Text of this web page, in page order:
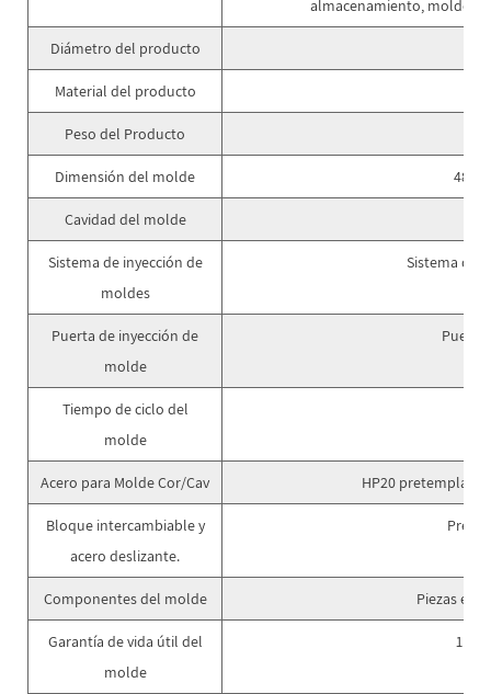
almacenamiento, molde
Diámetro del producto
Material del producto
Peso del Producto
Dimensión del molde
Cavidad del molde
Sistema de inyección de
moldes
Sistema de
Puerta de inyección de
molde
Puerta
Tiempo de ciclo del
molde
Acero para Molde Cor/Cav HP20
Bloque intercambiable y
acero deslizante.
Componentes del molde Piezas
Garantía de vida útil del
molde
1